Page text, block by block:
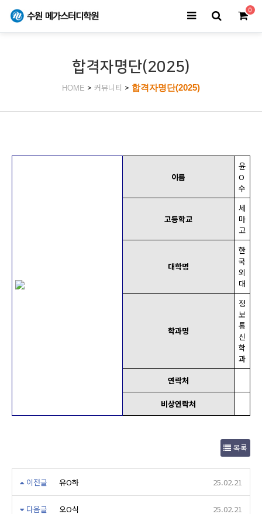
0
합격자명단(2025)
HOME > 커뮤니티 > 합격자명단(2025)
이름
윤
O
수
고등학교
세
마
고
대학명
한
국
외
대
학과명
정
보
통
신
학
과
연락처
비상연락처
목록
이전글 유O하 25.02.21
다음글 오O식 25.02.21